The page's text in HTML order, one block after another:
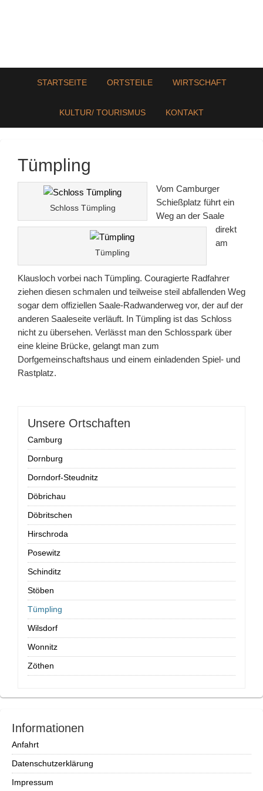
STARTSEITE ORTSTEILE WIRTSCHAFT
KULTUR/ TOURISMUS KONTAKT
Tümpling
Schloss Tümpling
Tümpling
Vom Camburger
Schießplatz führt ein
Weg an der Saale
direkt
am
Klausloch vorbei nach Tümpling. Couragierte Radfahrer
ziehen diesen schmalen und teilweise steil abfallenden Weg
sogar dem offiziellen Saale-Radwanderweg vor, der auf der
anderen Saaleseite verläuft. In Tümpling ist das Schloss
nicht zu übersehen. Verlässt man den Schlosspark über
eine kleine Brücke, gelangt man zum
Dorfgemeinschaftshaus und einem einladenden Spiel- und
Rastplatz.
Unsere Ortschaften
Camburg
Dornburg
Dorndorf-Steudnitz
Döbrichau
Döbritschen
Hirschroda
Posewitz
Schinditz
Stöben
Tümpling
Wilsdorf
Wonnitz
Zöthen
Informationen
Anfahrt
Datenschutzerklärung
Impressum